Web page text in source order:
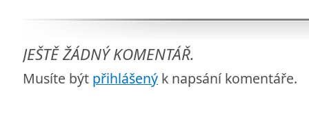
JEŠTĚ ŽÁDNÝ KOMENTÁŘ.
Musíte být přihlášený k napsání komentáře.